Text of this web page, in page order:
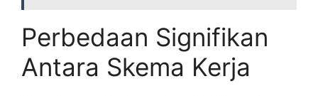
Perbedaan Signifikan
Antara Skema Kerja